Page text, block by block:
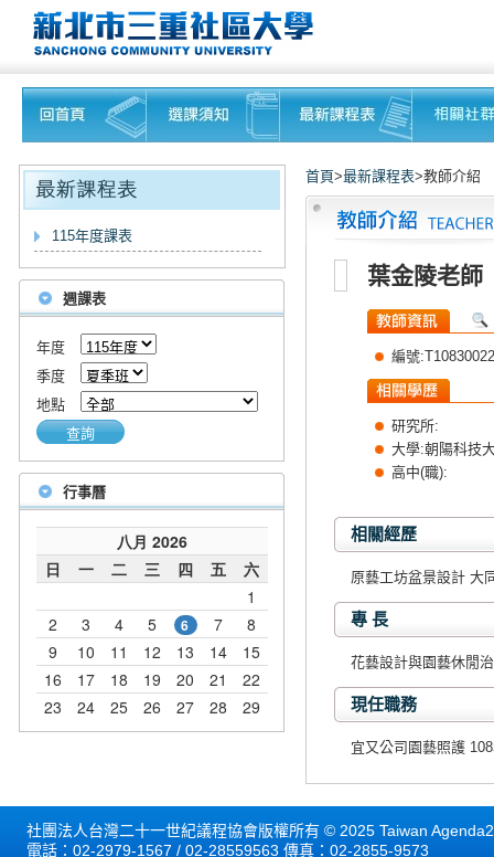
115年度課表
週課表
年度
季度
地點
查詢
行事曆
首頁>最新課程表>教師介紹
葉金陵老師
編號:T10830022
研究所:
大學:朝陽科技
高中(職):
相關經歷
原藝工坊盆景設計 大
專 長
花藝設計與園藝休閒
現任職務
宜又公司園藝照護
社團法人台灣二十一世紀議程協會版權所有 © 2025 Taiwan
電話：02-2979-1567 / 02-28559563 傳真：02-2855-9573